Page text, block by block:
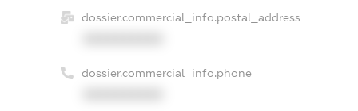
dossier.commercial_info.postal_address
dossier.commercial_info.phone